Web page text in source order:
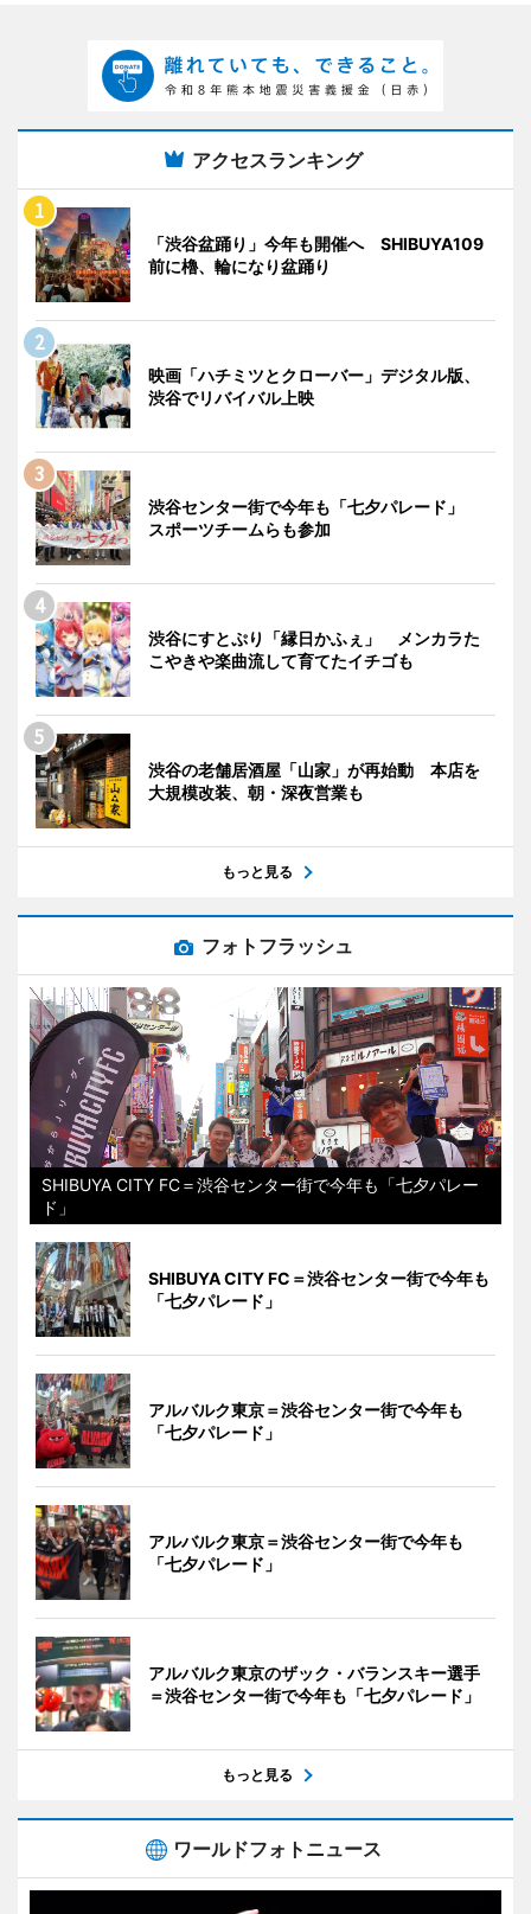
アクセスランキング
「渋谷盆踊り」今年も開催へ SHIBUYA109
前に櫓、輪になり盆踊り
映画「ハチミツとクローバー」デジタル版、
渋谷でリバイバル上映
渋谷センター街で今年も「七夕パレード」
スポーツチームらも参加
渋谷にすとぷり「縁日かふぇ」 メンカラた
こやきや楽曲流して育てたイチゴも
渋谷の老舗居酒屋「山家」が再始動 本店を
大規模改装、朝・深夜営業も
もっと見る
フォトフラッシュ
SHIBUYA CITY FC＝渋谷センター街で今年も「七夕パレー
ド」
SHIBUYA CITY FC＝渋谷センター街で今年も
「七夕パレード」
アルバルク東京＝渋谷センター街で今年も
「七夕パレード」
アルバルク東京＝渋谷センター街で今年も
「七夕パレード」
アルバルク東京のザック・バランスキー選手
＝渋谷センター街で今年も「七夕パレード」
もっと見る
ワールドフォトニュース